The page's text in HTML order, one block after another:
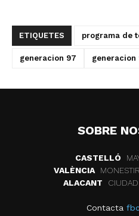
ETIQUETES programa de
generacion 97 generacion
SOBRE
CASTELLÓ
VALÈNCIA
ALACANT
Contacta